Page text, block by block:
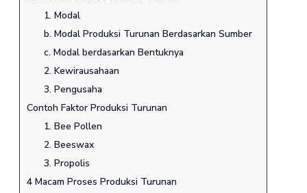
1. Modal
b. Modal Produksi Turunan Berdasarkan Sumber
c. Modal berdasarkan Bentuknya
2. Kewirausahaan
3. Pengusaha
Contoh Faktor Produksi Turunan
1. Bee Pollen
2. Beeswax
3. Propolis
4 Macam Proses Produksi Turunan